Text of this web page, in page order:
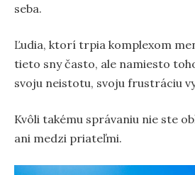
seba.
Ľudia, ktorí trpia komplexom
tieto sny často, ale namiesto
svoju neistotu, svoju frustráciu
Kvôli takému správaniu nie ste
ani medzi priateľmi.